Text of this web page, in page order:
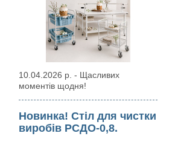
10.04.2026 р. - Щасливих
моментів щодня!
Новинка! Стіл для чистки
виробів РСДО-0,8.